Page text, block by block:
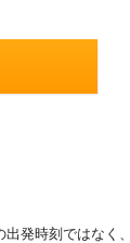
出発時刻ではなく